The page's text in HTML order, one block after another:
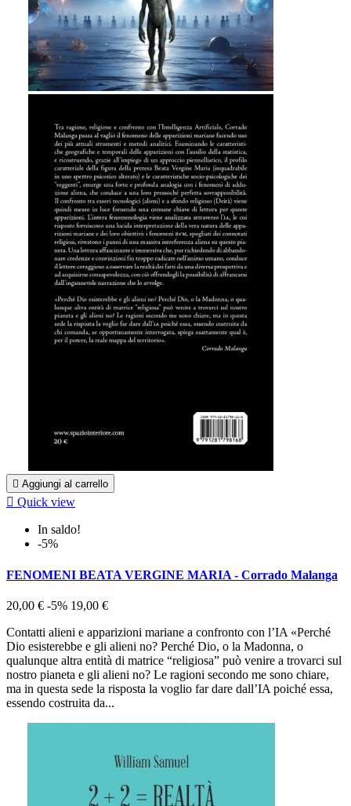
 Aggiungi al carrello
 Quick view
In saldo!
-5%
FENOMENI BEATA VERGINE MARIA - Corrado Malanga
20,00 € -5% 19,00 €
Contatti alieni e apparizioni mariane a confronto con l’IA «Perché
Dio esisterebbe e gli alieni no? Perché Dio, o la Madonna, o
qualunque altra entità di matrice “religiosa” può venire a trovarci sul
nostro pianeta e gli alieni no? Le ragioni secondo me sono chiare,
ma in questa sede la risposta la voglio far dare dall’IA poiché essa,
essendo costruita da...